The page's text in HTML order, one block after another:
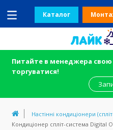
Каталог
Питайте в менеджера
торгуватися!
Настінні кондиціонери
Кондиціонер спліт-система Digital